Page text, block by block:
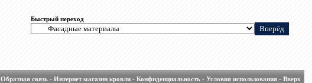
Быстрый переход
Обратная связь- Интернет магазин кровли- Конфиденциальность- Условия использования- Вверх